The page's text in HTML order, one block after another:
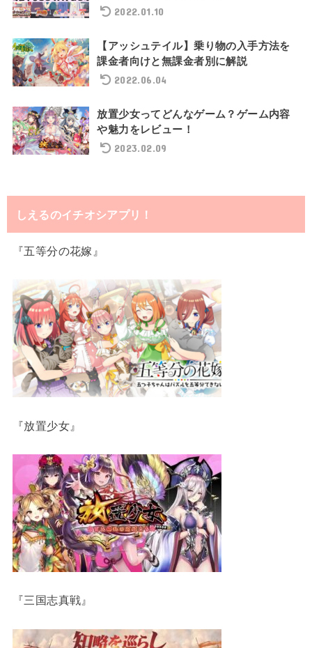
2022.01.10
【アッシュテイル】乗り物の入手方法を
課金者向けと無課金者別に解説
2022.06.04
放置少女ってどんなゲーム？ゲーム内容
や魅力をレビュー！
2023.02.09
しえるのイチオシアプリ！
『五等分の花嫁』
『放置少女』
『三国志真戦』